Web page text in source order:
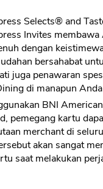
Selects® and
Invites membawa
dengan
bersahabat
juga penawaran
di manapun
BNI
pemegang kartu
merchant di
akan sangat
saat melakukan